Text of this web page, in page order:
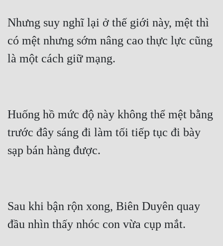
Nhưng suy nghĩ lại ở thế giới này, mệt thì
có mệt nhưng sớm nâng cao thực lực cũng
Huống hồ mức độ này không thể mệt bằng
trước đây sáng đi làm tối tiếp tục đi bày
Sau khi bận rộn xong, Biên Duyên quay